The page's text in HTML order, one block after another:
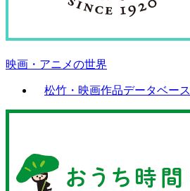
映画・アニメの世界
松竹・映画作品データベース